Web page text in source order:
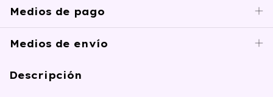
Medios de pago
Medios de envío
Descripción